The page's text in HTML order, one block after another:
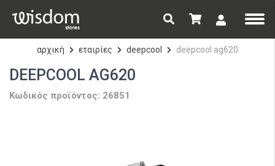
αρχική εταιρίες deepcool deepcool ag620
DEEPCOOL AG620
Κωδικός προϊόντος: 26851